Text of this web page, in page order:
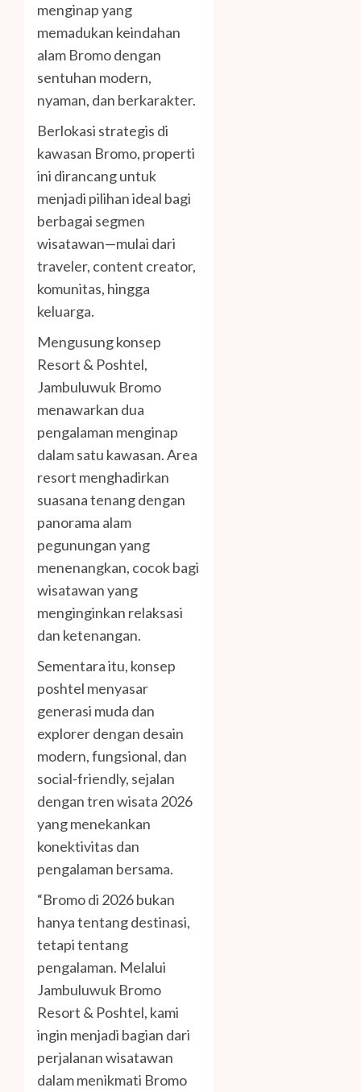
menginap yang
memadukan keindahan
alam Bromo dengan
sentuhan modern,
nyaman, dan berkarakter.
Berlokasi strategis di
kawasan Bromo, properti
ini dirancang untuk
menjadi pilihan ideal bagi
berbagai segmen
wisatawan—mulai dari
traveler, content creator,
komunitas, hingga
keluarga.
Mengusung konsep
Resort & Poshtel,
Jambuluwuk Bromo
menawarkan dua
pengalaman menginap
dalam satu kawasan. Area
resort menghadirkan
suasana tenang dengan
panorama alam
pegunungan yang
menenangkan, cocok bagi
wisatawan yang
menginginkan relaksasi
dan ketenangan.
Sementara itu, konsep
poshtel menyasar
generasi muda dan
explorer dengan desain
modern, fungsional, dan
social-friendly, sejalan
dengan tren wisata 2026
yang menekankan
konektivitas dan
pengalaman bersama.
“Bromo di 2026 bukan
hanya tentang destinasi,
tetapi tentang
pengalaman. Melalui
Jambuluwuk Bromo
Resort & Poshtel, kami
ingin menjadi bagian dari
perjalanan wisatawan
dalam menikmati Bromo